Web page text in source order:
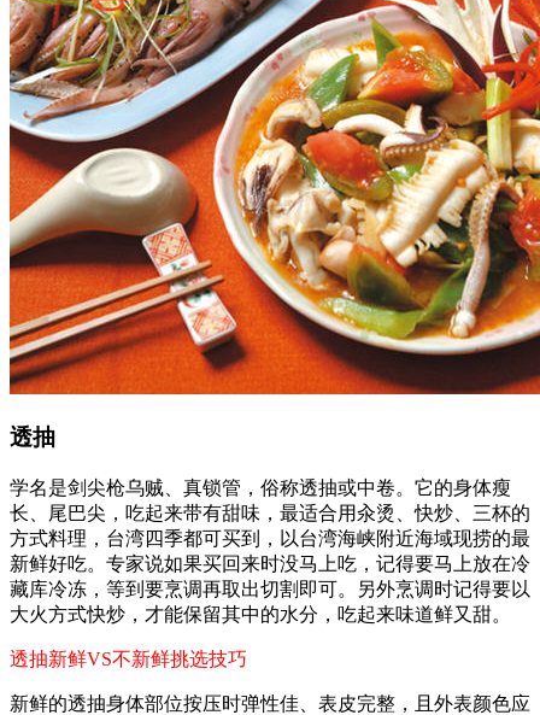
透抽
学名是剑尖枪乌贼、真锁管，俗称透抽或中卷。它的身体瘦
长、尾巴尖，吃起来带有甜味，最适合用汆烫、快炒、三杯的
方式料理，台湾四季都可买到，以台湾海峡附近海域现捞的最
新鲜好吃。专家说如果买回来时没马上吃，记得要马上放在冷
藏库冷冻，等到要烹调再取出切割即可。另外烹调时记得要以
大火方式快炒，才能保留其中的水分，吃起来味道鲜又甜。
透抽新鲜VS不新鲜挑选技巧
新鲜的透抽身体部位按压时弹性佳、表皮完整，且外表颜色应